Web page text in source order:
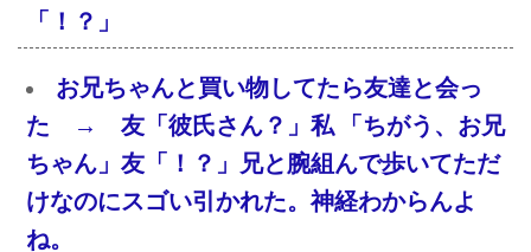
「！？」
お兄ちゃんと買い物してたら友達と会っ
た → 友「彼氏さん？」私 「ちがう、お兄
ちゃん」友「！？」兄と腕組んで歩いてただ
けなのにスゴい引かれた。神経わからんよ
ね。